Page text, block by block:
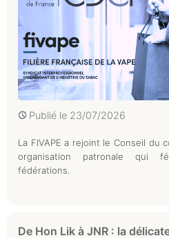
Publié le 23/07/2026
La FIVAPE a rejoint le Conseil du
organisation patronale qui
fédérations.
De Hon Lik à JNR : la